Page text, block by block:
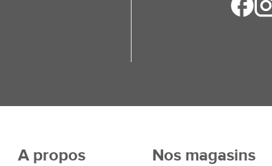
A propos Nos magasins